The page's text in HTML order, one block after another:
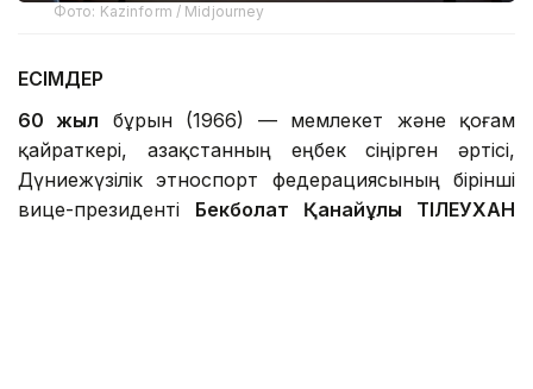
Фото: Kazinform / Midjourney
ЕСІМДЕР
60 жыл бұрын (1966) — мемлекет және қоғам
қайраткері, Қазақстанның еңбек сіңірген әртісі,
Дүниежүзілік этноспорт федерациясының бірінші
вице-президенті Бекболат Қанайұлы ТІЛЕУХАН